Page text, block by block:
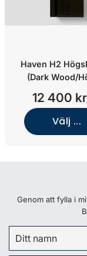
Haven H2
(Dark Wood/
12 400
Välj ...
Genom att fylla i